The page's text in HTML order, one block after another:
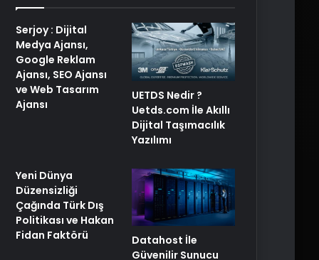
Serjoy : Dijital
Medya Ajansı,
Google Reklam
Ajansı, SEO Ajansı
ve Web Tasarım
Ajansı
UETDS Nedir ?
Uetds.com İle Akıllı
Dijital Taşımacılık
Yazılımı
Yeni Dünya
Düzensizliği
Çağında Türk Dış
Politikası ve Hakan
Fidan Faktörü
Datahost İle
Güvenilir Sunucu